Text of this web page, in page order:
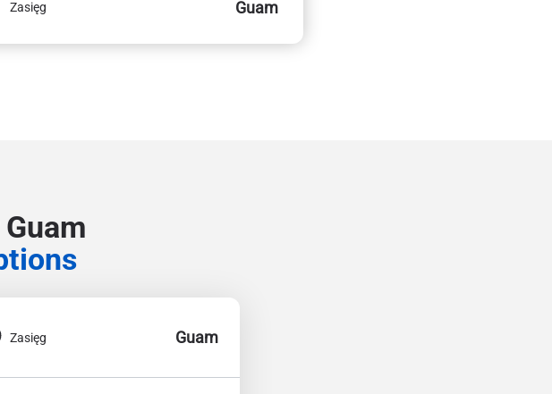
Zasięg Guam
Zasięg Guam